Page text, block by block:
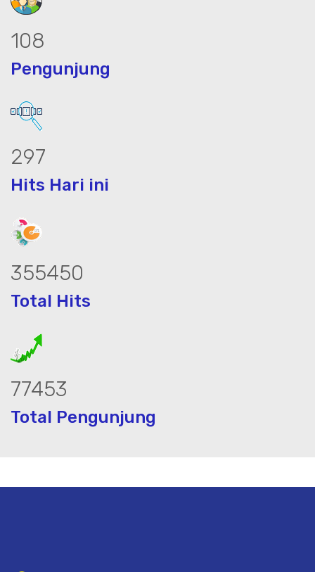
137
Pengunjung
380
Hits Hari ini
453554
Total Hits
98830
Total Pengunjung